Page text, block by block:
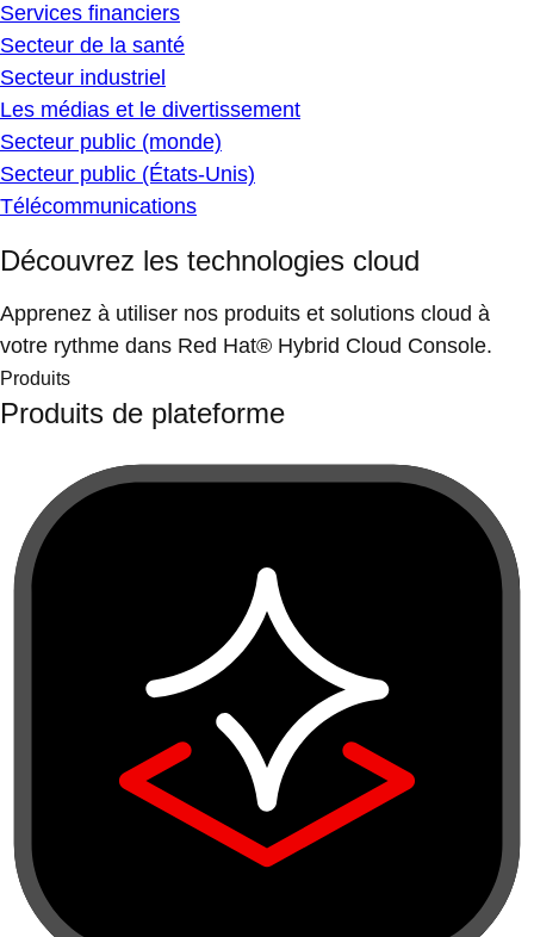
Services financiers
Secteur de la santé
Secteur industriel
Les médias et le divertissement
Secteur public (monde)
Secteur public (États-Unis)
Télécommunications
Découvrez les technologies cloud
Apprenez à utiliser nos produits et solutions cloud à
votre rythme dans Red Hat® Hybrid Cloud Console.
Produits
Produits de plateforme